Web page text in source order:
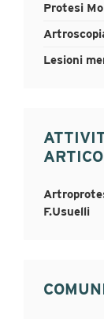
Protesi
Lesioni
F.Usuelli